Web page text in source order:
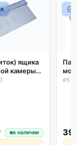
ящика
камеры
Beko
в наличии